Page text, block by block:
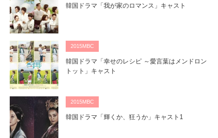
韓国ドラマ「我が家のロマンス」キャスト
2015MBC
韓国ドラマ「幸せのレシピ ～愛言葉はメンドロン
トット」キャスト
2015MBC
韓国ドラマ「輝くか、狂うか」キャスト1